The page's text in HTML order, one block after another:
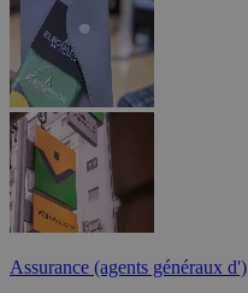
Assurance (agents généraux d')